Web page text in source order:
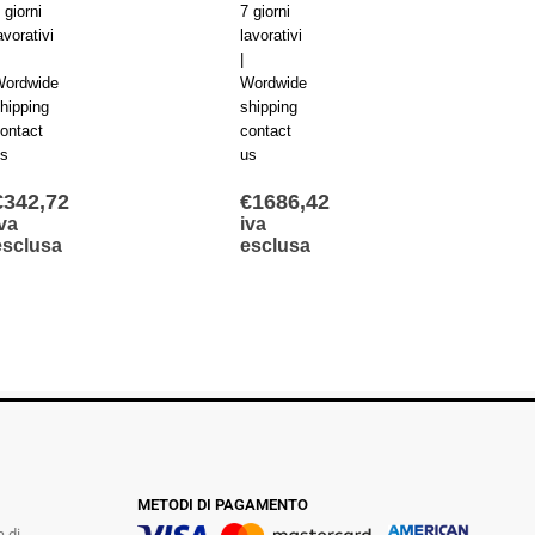
giorni
342,72
7 giorni
lavorativi
Wordwide
shipping
contact
us
€1686,42
iva
esclusa
METODI DI PAGAMENTO